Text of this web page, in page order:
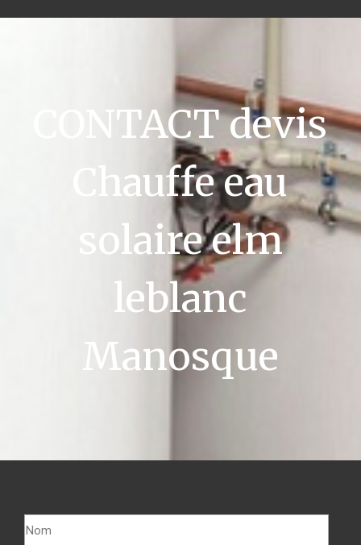
CONTACT devis
Chauffe eau
solaire elm
leblanc
Manosque